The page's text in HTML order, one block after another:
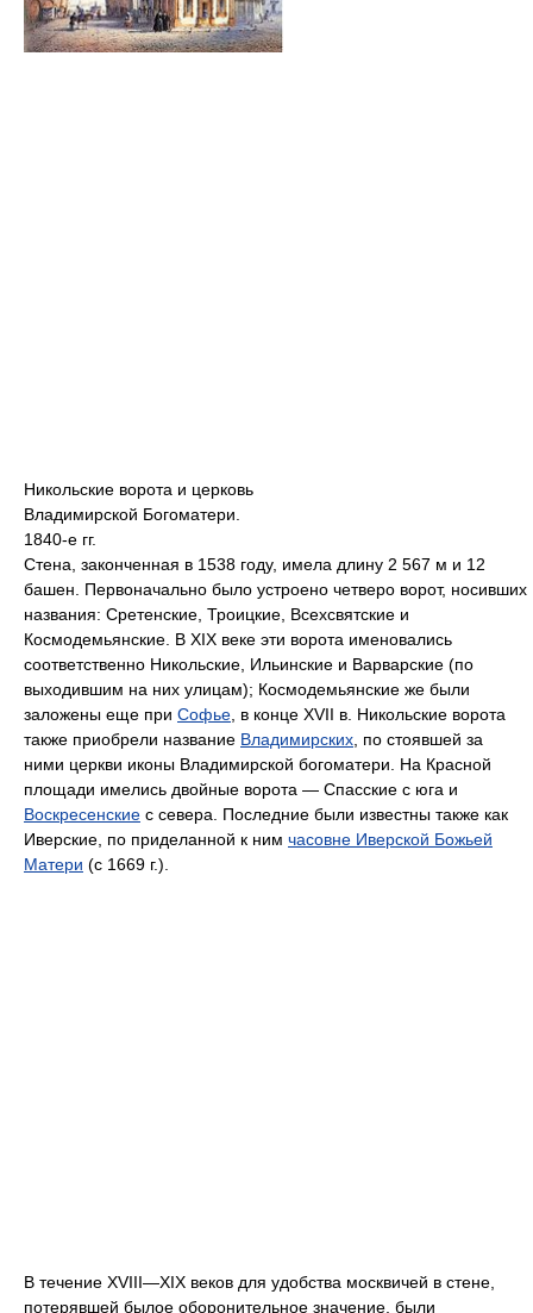
Никольские ворота и церковь
Владимирской Богоматери.
1840-е гг.
Стена, законченная в 1538 году, имела длину 2 567 м и 12
башен. Первоначально было устроено четверо ворот, носивших
названия: Сретенские, Троицкие, Всехсвятские и
Космодемьянские. В XIX веке эти ворота именовались
соответственно Никольские, Ильинские и Варварские (по
выходившим на них улицам); Космодемьянские же были
заложены еще при Софье , в конце XVII в. Никольские ворота
также приобрели название Владимирских , по стоявшей за
ними церкви иконы Владимирской богоматери. На Красной
площади имелись двойные ворота — Спасские с юга и
Воскресенские с севера. Последние были известны также как
Иверские, по приделанной к ним часовне Иверской Божьей
Матери (с 1669 г.).
В течение XVIII—XIX веков для удобства москвичей в стене,
потерявшей былое оборонительное значение, были